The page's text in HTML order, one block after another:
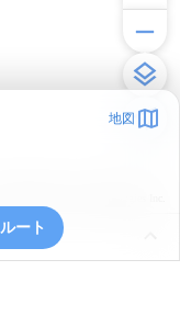
地図
ルート